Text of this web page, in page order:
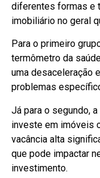
diferentes formas e
imobiliário no geral
Para o primeiro
termômetro da
uma desaceleração
problemas
Já para o segundo,
investe em imóveis
vacância alta
que pode impactar
investimento.